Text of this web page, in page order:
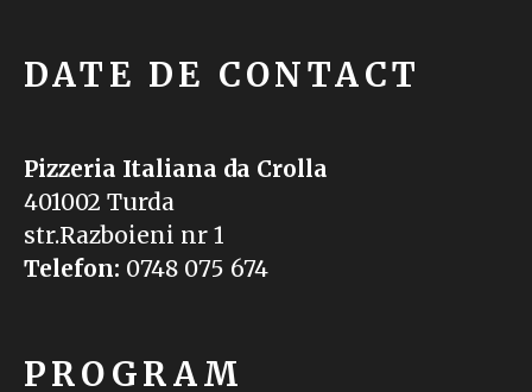
DATE DE CONTACT
Pizzeria Italiana da Crolla
401002 Turda
str.Razboieni nr 1
Telefon: 0748 075 674
PROGRAM